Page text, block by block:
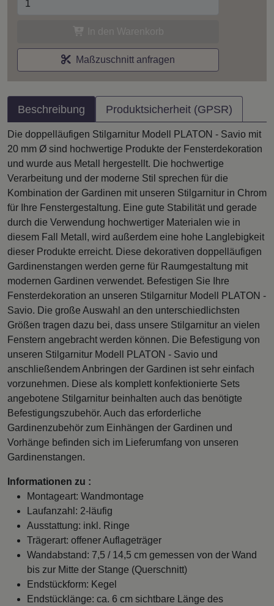
Maßzuschnitt anfragen
Beschreibung Produktsicherheit (GPSR)
Die doppelläufigen Stilgarnitur Modell PLATON - Savio mit
20 mm Ø sind hochwertige Produkte der Fensterdekoration
und wurde aus Metall hergestellt. Die hochwertige
Verarbeitung und der moderne Stil sprechen für die
Kombination der Gardinen mit unseren Stilgarnitur in Chrom
für Ihre Fenstergestaltung. Eine gute Stabilität und gerade
durch die Verwendung hochwertiger Materialen wie in
diesem Fall Metall, wird außerdem eine hohe Langlebigkeit
dieser Produkte erreicht. Diese dekorativen doppelläufigen
Gardinenstangen werden gerne für Raumgestaltung mit
modernen Gardinen verwendet. Befestigen Sie Ihre
Fensterdekoration an unseren Stilgarnitur Modell PLATON -
Savio. Die große Auswahl an den unterschiedlichsten
Größen tragen dazu bei, dass unsere Stilgarnitur an vielen
Fenstern angebracht werden können. Die Befestigung von
unseren Stilgarnitur Modell PLATON - Savio und
anschließendem Anbringen der Gardinen ist sehr einfach
vorzunehmen. Diese als komplett konfektionierte Sets
angebotene Stilgarnitur beinhalten auch das benötigte
Befestigungszubehör. Auch das erforderliche
Gardinenzubehör zum Einhängen der Gardinen und
Vorhänge befinden sich im Lieferumfang von unseren
Gardinenstangen.
Informationen zu :
Montageart: Wandmontage
Laufanzahl: 2-läufig
Ausstattung: inkl. Ringe
Trägerart: offener Auflageträger
Wandabstand: 7,5 / 14,5 cm gemessen von der Wand
bis zur Mitte der Stange (Querschnitt)
Endstückform: Kegel
Endstücklänge: ca. 6 cm sichtbare Länge des